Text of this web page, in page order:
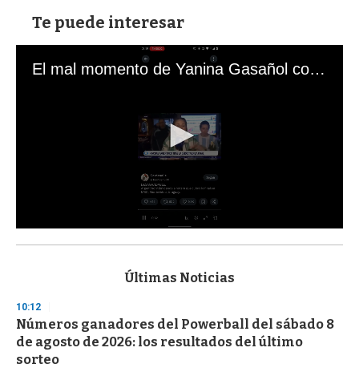
Te puede interesar
El mal momento de Yanina Gasañol con un hincha argentino en "Subrayado"
s
d
s
o
f
3
Últimas Noticias
10:12
Números ganadores del Powerball del sábado 8
de agosto de 2026: los resultados del último
sorteo